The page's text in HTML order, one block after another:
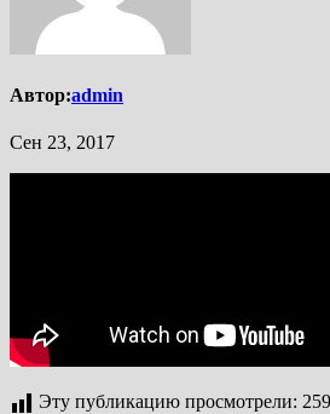
Автор:admin
Сен 23, 2017
Эту публикацию просмотрели: 259